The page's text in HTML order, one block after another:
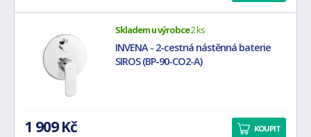
Skladem u výrobce2 ks
INVENA - 2-cestná nástěnná baterie
SIROS (BP-90-CO2-A)
1 909 Kč KOUPIT